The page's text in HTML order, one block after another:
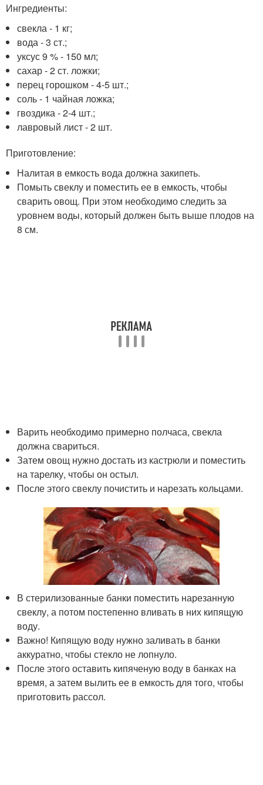
Ингредиенты:
свекла - 1 кг;
вода - 3 ст.;
уксус 9 % - 150 мл;
сахар - 2 ст. ложки;
перец горошком - 4-5 шт.;
соль - 1 чайная ложка;
гвоздика - 2-4 шт.;
лавровый лист - 2 шт.
Приготовление:
Налитая в емкость вода должна закипеть.
Помыть свеклу и поместить ее в емкость, чтобы
сварить овощ. При этом необходимо следить за
уровнем воды, который должен быть выше плодов на
8 см.
Варить необходимо примерно полчаса, свекла
должна свариться.
Затем овощ нужно достать из кастрюли и поместить
на тарелку, чтобы он остыл.
После этого свеклу почистить и нарезать кольцами.
В стерилизованные банки поместить нарезанную
свеклу, а потом постепенно вливать в них кипящую
воду.
Важно! Кипящую воду нужно заливать в банки
аккуратно, чтобы стекло не лопнуло.
После этого оставить кипяченую воду в банках на
время, а затем вылить ее в емкость для того, чтобы
приготовить рассол.